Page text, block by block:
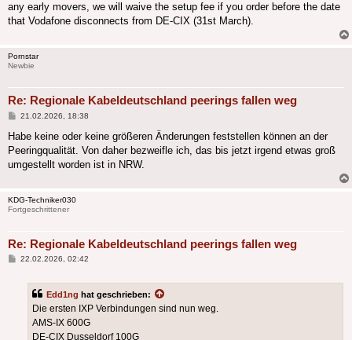
any early movers, we will waive the setup fee if you order before the date
that Vodafone disconnects from DE-CIX (31st March).
Pornstar
Newbie
Re: Regionale Kabeldeutschland peerings fallen weg
Beitrag
21.02.2026, 18:38
Habe keine oder keine größeren Änderungen feststellen können an der
Peeringqualität. Von daher bezweifle ich, das bis jetzt irgend etwas groß
umgestellt worden ist in NRW.
KDG-Techniker030
Fortgeschrittener
Re: Regionale Kabeldeutschland peerings fallen weg
Beitrag
22.02.2026, 02:42
Edd1ng hat geschrieben:
Die ersten IXP Verbindungen sind nun weg.
AMS-IX 600G
DE-CIX Dusseldorf 100G